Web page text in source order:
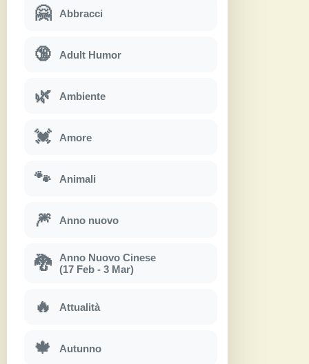
🤗 Abbracci
🔞 Adult Humor
🌿 Ambiente
💓 Amore
🐾 Animali
🎆 Anno nuovo
🐉
Anno Nuovo Cinese
(17 Feb - 3 Mar)
🔥 Attualità
🍁 Autunno